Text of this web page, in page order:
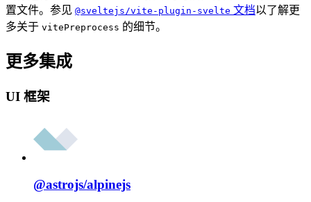
置文件。参见 @sveltejs/vite-plugin-svelte 文档以了解更
多关于 vitePreprocess 的细节。
更多集成
UI 框架
@astrojs/alpinejs